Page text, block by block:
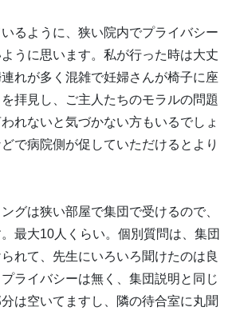
いるように、狭い院内でプライバシー
うに思います。私が行った時は大丈
れが多く混雑で妊婦さんが椅子に座
拝見し、ご主人たちのモラルの問題
れないと気づかない方もいるでしょ
で病院側が促していただけるとより
グは狭い部屋で集団で受けるので、
最大10人くらい。個別質問は、集団
れて、先生にいろいろ聞けたのは良
ライバシーは無く、集団説明と同じ
は空いてますし、隣の待合室に丸聞